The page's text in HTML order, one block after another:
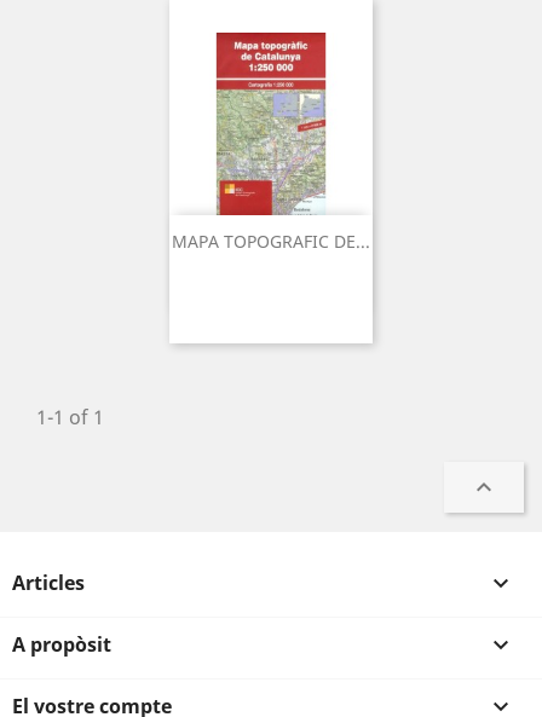
MAPA TOPOGRAFIC DE...
1-1 of 1

Articles 
A propòsit 
El vostre compte 